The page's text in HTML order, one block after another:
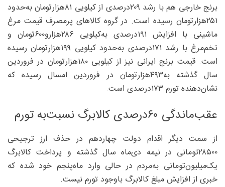
برنج خارجی هم با رشد ۲۰۹‌درصدی از کیلویی ۸۱‌هزارتومان به‌حدود
۲۵۱‌هزارتومان رسیده است. در گروه کالا‌های پرمصرف قیمت مرغ
ماشینی با افزایش ۱۹۱‌درصدی به‌کیلویی ۲۸۶هزارو۶۰۰‌تومان و
تخم‌مرغ با رشد ۱۷۱‌درصدی به‌حدود کیلویی ۱۹۹‌هزارتومان رسیده
است. قیمت برنج ایرانی نیز از کیلویی ۱۸۰‌هزارتومان در فروردین
سال گذشته به‌۴۹۳‌هزارتومان در فروردین امسال رسیده که
نشان‌دهنده تورم ۱۷۳‌درصدی است.
عقب‌ماندگی ۶۰‌درصدی کالابرگ نسبت‌به ‌تورم
از سمت دیگر اقدام دولت چهاردهم در حذف ارز ترجیحی
۲۸۵۰۰‌تومانی در نیمه دی‌ماه سال گذشته و پرداخت کالابرگ
یک‌میلیون‌تومانی به‌مردم در حالی وارد ماه‌پنجم خود شده که
خبری از افزایش مبلغ کالابرگ باوجود تورم نیست.